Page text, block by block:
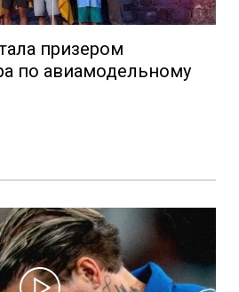
призером
по авиамодельному